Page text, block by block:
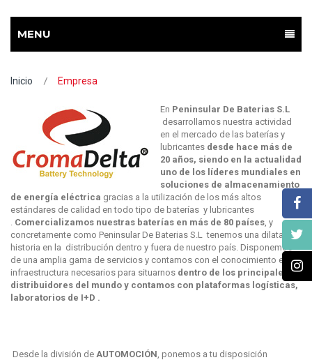
MENU
Inicio Empresa
En Peninsular De Baterias S.L
desarrollamos nuestra actividad
en el mercado de las baterías y
lubricantes desde hace más de
20 años, siendo en la actualidad
uno de los líderes mundiales en
soluciones de almacenamiento
de energía eléctrica gracias a la utilización de los más altos
estándares de calidad en todo tipo de baterías y lubricantes
. Comercializamos nuestras baterías en más de 80 países, y
concretamente como Peninsular De Baterias S.L tenemos una dilatada
historia en la distribución dentro y fuera de nuestro país. Disponemos
de una amplia gama de servicios y contamos con el conocimiento e
infraestructura necesarios para situarnos dentro de los principales
distribuidores del mundo y contamos con plataformas logísticas,
laboratorios de I+D .
Desde la división de AUTOMOCIÓN, ponemos a tu disposición